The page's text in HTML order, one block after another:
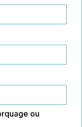
ou